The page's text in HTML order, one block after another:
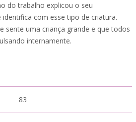
do trabalho explicou o seu
com esse tipo de criatura.
sente uma criança grande e que todos
internamente.
83